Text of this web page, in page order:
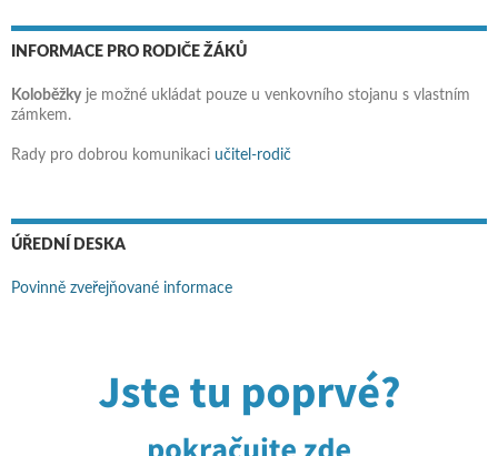
INFORMACE PRO RODIČE ŽÁKŮ
Koloběžkyje možné ukládat pouze u venkovního stojanu s vlastním
zámkem.
Rady pro dobrou komunikaci učitel-rodič
ÚŘEDNÍ DESKA
Povinně zveřejňované informace